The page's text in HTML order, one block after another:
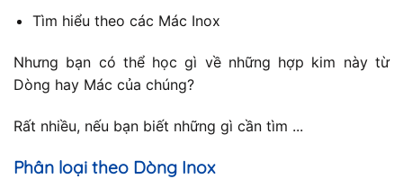
Tìm hiểu theo các Mác Inox
Nhưng bạn có thể học gì về những hợp kim này từ
Dòng hay Mác của chúng?
Rất nhiều, nếu bạn biết những gì cần tìm ...
Phân loại theo Dòng Inox